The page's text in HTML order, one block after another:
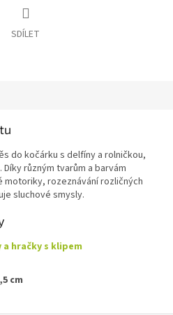
SDÍLET
do kočárku s delfíny a rolničkou,
různým tvarům a barvám
rozeznávání rozličných
sluchové smysly.
a hračky s klipem
cm